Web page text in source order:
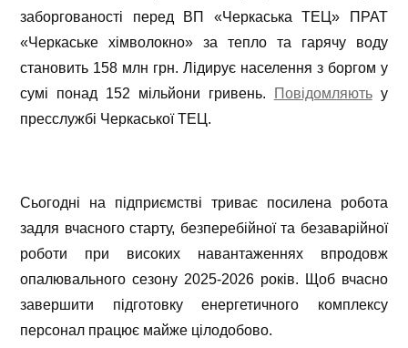
заборгованості перед ВП «Черкаська ТЕЦ» ПРАТ
«Черкаське хімволокно» за тепло та гарячу воду
становить 158 млн грн. Лідирує населення з боргом у
сумі понад 152 мільйони гривень.
Повідомляютьу
пресслужбі Черкаської ТЕЦ.
Сьогодні на підприємстві триває посилена робота
задля вчасного старту, безперебійної та безаварійної
роботи при високих навантаженнях впродовж
опалювального сезону 2025-2026 років. Щоб вчасно
завершити підготовку енергетичного комплексу
персонал працює майже цілодобово.